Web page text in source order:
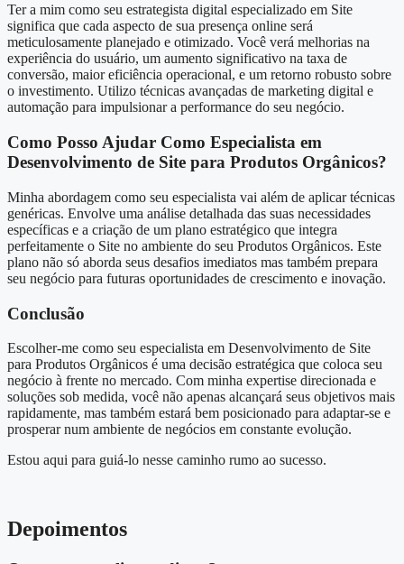
Ter a mim como seu estrategista digital especializado em Site
significa que cada aspecto de sua presença online será
meticulosamente planejado e otimizado. Você verá melhorias na
experiência do usuário, um aumento significativo na taxa de
conversão, maior eficiência operacional, e um retorno robusto sobre
o investimento. Utilizo técnicas avançadas de marketing digital e
automação para impulsionar a performance do seu negócio.
Como Posso Ajudar Como Especialista em
Desenvolvimento de Site para Produtos Orgânicos?
Minha abordagem como seu especialista vai além de aplicar técnicas
genéricas. Envolve uma análise detalhada das suas necessidades
específicas e a criação de um plano estratégico que integra
perfeitamente o Site no ambiente do seu Produtos Orgânicos. Este
plano não só aborda seus desafios imediatos mas também prepara
seu negócio para futuras oportunidades de crescimento e inovação.
Conclusão
Escolher-me como seu especialista em Desenvolvimento de Site
para Produtos Orgânicos é uma decisão estratégica que coloca seu
negócio à frente no mercado. Com minha expertise direcionada e
soluções sob medida, você não apenas alcançará seus objetivos mais
rapidamente, mas também estará bem posicionado para adaptar-se e
prosperar num ambiente de negócios em constante evolução.
Estou aqui para guiá-lo nesse caminho rumo ao sucesso.
Depoimentos